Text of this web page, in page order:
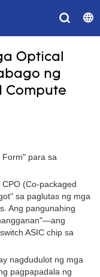
Optical
ng
Compute
Form" para sa
(Co-packaged
sa paglutas ng mga
Ang pangunahing
ASIC chip sa
nagdudulot ng mga
pagpapadala ng